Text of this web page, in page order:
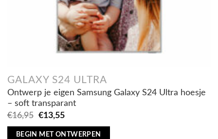
GALAXY S24 ULTRA
Ontwerp je eigen Samsung Galaxy S24 Ultra hoesje
– soft transparant
€16,95
Oorspronkelijke
was:
€13,55Huidige
is:
BEGIN MET ONTWERPEN